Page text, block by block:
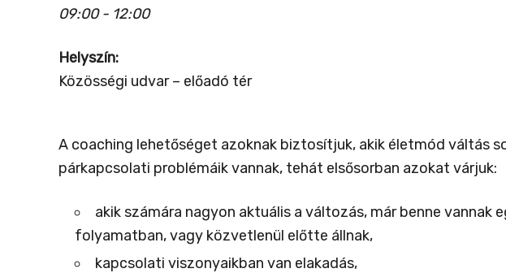
09:00 - 12:00
Helyszín:
Közösségi udvar – előadó tér
A coaching lehetőséget azoknak biztosítjuk, akik életmód váltás
párkapcsolati problémáik vannak, tehát elsősorban azokat várjuk:
akik számára nagyon aktuális a változás, már benne
folyamatban, vagy közvetlenül előtte állnak,
kapcsolati viszonyaikban van elakadás,